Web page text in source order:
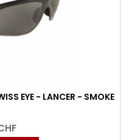
EYE - LANCER - SMOKE